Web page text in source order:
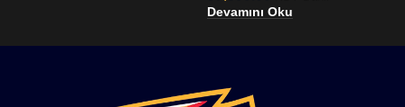
Devamını Oku